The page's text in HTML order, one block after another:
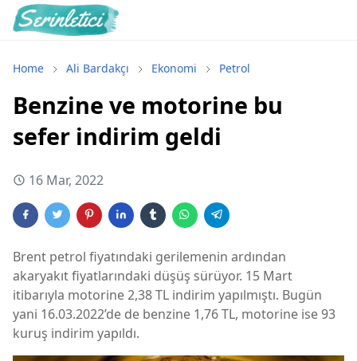
Home Ali Bardakçı Ekonomi Petrol
Benzine ve motorine bu
sefer indirim geldi
16 Mar, 2022
Brent petrol fiyatındaki gerilemenin ardından
akaryakıt fiyatlarındaki düşüş sürüyor. 15 Mart
itibarıyla motorine 2,38 TL indirim yapılmıştı. Bugün
yani 16.03.2022’de de benzine 1,76 TL, motorine ise 93
kuruş indirim yapıldı.